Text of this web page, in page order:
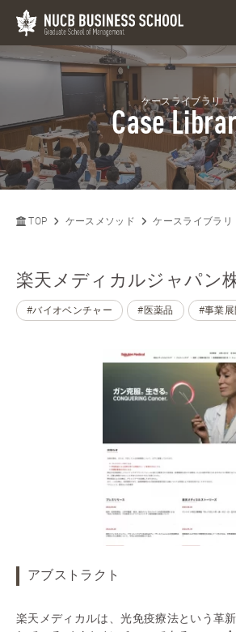
ケースライブラリ
Case
TOP ケースメソッド ケースライブラリ
楽天メディカルジャパン
#バイオベンチャー #医薬品 #事業展
アブストラクト
楽天メディカルは、光免疫療法という革